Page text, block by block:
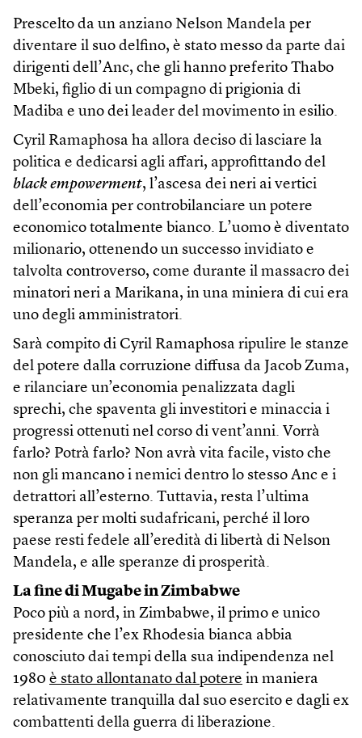
Prescelto da un anziano Nelson Mandela per
diventare il suo delfino, è stato messo da parte dai
dirigenti dell’Anc, che gli hanno preferito Thabo
Mbeki, figlio di un compagno di prigionia di
Madiba e uno dei leader del movimento in esilio.
Cyril Ramaphosa ha allora deciso di lasciare la
politica e dedicarsi agli affari, approfittando del
black empowerment, l’ascesa dei neri ai vertici
dell’economia per controbilanciare un potere
economico totalmente bianco. L’uomo è diventato
milionario, ottenendo un successo invidiato e
talvolta controverso, come durante il massacro dei
minatori neri a Marikana, in una miniera di cui era
uno degli amministratori.
Sarà compito di Cyril Ramaphosa ripulire le stanze
del potere dalla corruzione diffusa da Jacob Zuma,
e rilanciare un’economia penalizzata dagli
sprechi, che spaventa gli investitori e minaccia i
progressi ottenuti nel corso di vent’anni. Vorrà
farlo? Potrà farlo? Non avrà vita facile, visto che
non gli mancano i nemici dentro lo stesso Anc e i
detrattori all’esterno. Tuttavia, resta l’ultima
speranza per molti sudafricani, perché il loro
paese resti fedele all’eredità di libertà di Nelson
Mandela, e alle speranze di prosperità.
La fine di Mugabe in Zimbabwe
Poco più a nord, in Zimbabwe, il primo e unico
presidente che l’ex Rhodesia bianca abbia
conosciuto dai tempi della sua indipendenza nel
1980 è stato allontanato dal potere in maniera
relativamente tranquilla dal suo esercito e dagli ex
combattenti della guerra di liberazione.